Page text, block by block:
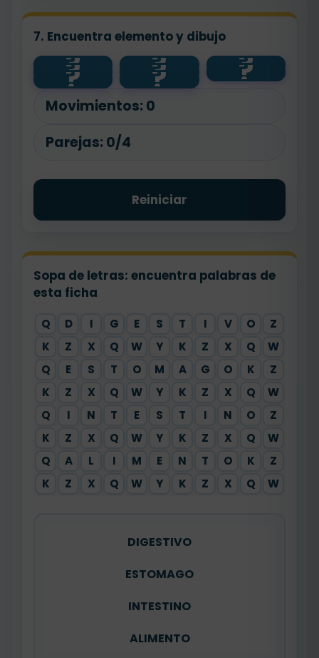
7. Encuentra elemento y dibujo
?
🌱 ?
💧 ?
planta
?
agua ?
🧼 ?
animal
?
salud ?
🐾
Movimientos: 0
Parejas: 0/4
Reiniciar
Sopa de letras: encuentra palabras de
esta ficha
Q D I G E S T I V O
Z
K
Z X Q W Y K Z X Q
W
Q
E S T O M A G O K
Z
K
Z X Q W Y K Z X Q
W
Q
I N T E S T I N O
Z
K
Z X Q W Y K Z X Q
W
Q
A L I M E N T O K
Z
K
Z X Q W Y K Z X Q W
DIGESTIVO
ESTOMAGO
INTESTINO
ALIMENTO